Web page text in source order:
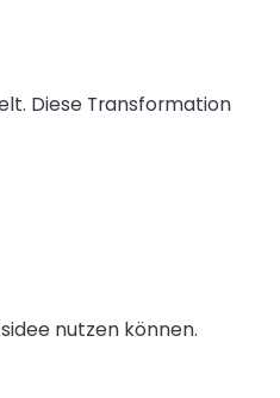
Diese Transformation
nutzen können.